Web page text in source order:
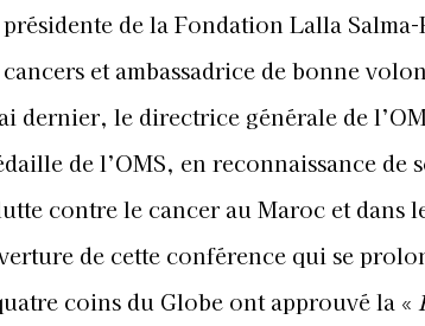
présidente de la Fondation Lalla
cancers et ambassadrice de bonne
dernier, le directrice générale de
de l’OMS, en reconnaissance de
contre le cancer au Maroc et dans
de cette conférence qui se
coins du Globe ont approuvé la «